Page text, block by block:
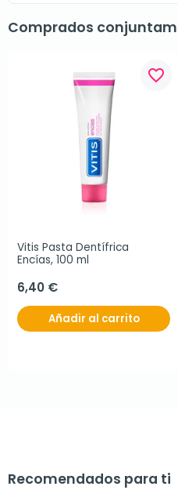
Comprados
favorite_border
Vitis Pasta Dentífrica
Encías, 100 ml
6,40 €
Añadir al carrito
Recomendados para ti